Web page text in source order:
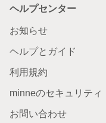
ヘルプセンター
お知らせ
ヘルプとガイド
利用規約
minneのセキュリティ
お問い合わせ